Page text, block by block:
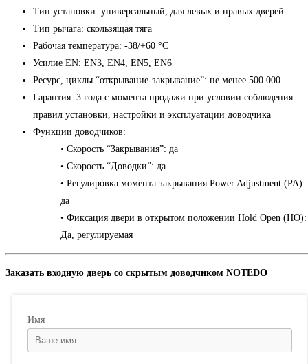
Тип установки: универсальный, для левых и правых дверей
Тип рычага: скользящая тяга
Рабочая температура: -38/+60 °C
Усилие EN: EN3, EN4, EN5, EN6
Ресурс, циклы “открывание-закрывание”: не менее 500 000
Гарантия: 3 года с момента продажи при условии соблюдения
правил установки, настройки и эксплуатации доводчика
Функции доводчиков:
• Скорость “Закрывания”: да
• Скорость “Доводки”: да
• Регулировка момента закрывания Power Adjustment (PA):
да
• Фиксация двери в открытом положении Hold Open (HO):
Да, регулируемая
Заказать входную дверь со скрытым доводчиком NOTEDO
Имя